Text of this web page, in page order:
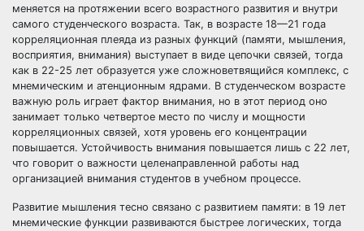
меняется на протяжении всего возрастного развития и внутри
самого студенческого возраста. Так, в возрасте 18—21 года
корреляционная плеяда из разных функций (памяти, мышления,
восприятия, внимания) выступает в виде цепочки связей, тогда
как в 22-25 лет образуется уже сложноветвящийся комплекс, с
мнемическим и атенционным ядрами. В студенческом возрасте
важную роль играет фактор внимания, но в этот период оно
занимает только четвертое место по числу и мощности
корреляционных связей, хотя уровень его концентрации
повышается. Устойчивость внимания повышается лишь с 22 лет,
что говорит о важности целенаправленной работы над
организацией внимания студентов в учебном процессе.
Развитие мышления тесно связано с развитием памяти: в 19 лет
мнемические функции развиваются быстрее логических, тогда